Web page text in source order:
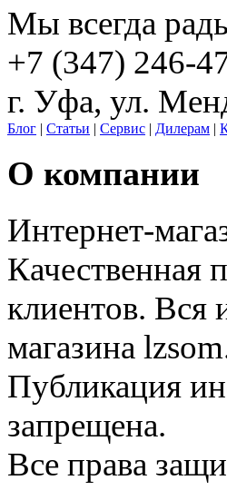
Мы всегда
+7 (347) 246-
г. Уфа, ул.
Блог | Статьи | Сервис | Дилерам |
О компании
Интернет-
Качественная
клиентов. Вся
магазина
Публикация
запрещена.
Все права